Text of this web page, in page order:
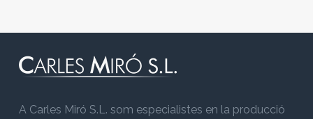
A Carles Miró S.L. som especialistes en la producció